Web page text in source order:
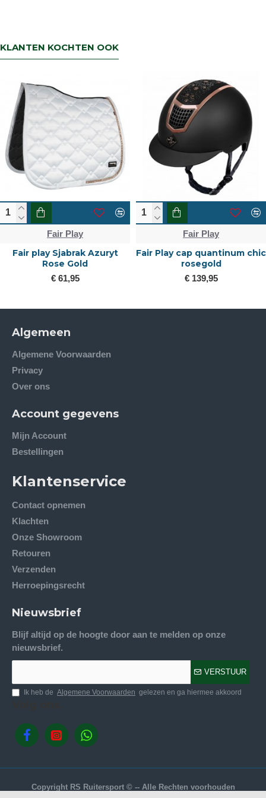
KLANTEN KOCHTEN OOK
Fair Play
Fair play Sjabrak Azuryt
Rose Gold
€ 61,95
Fair Play
Fair Play cap quantinum chic
rosegold
€ 139,95
Algemeen
Algemene Voorwaarden
Privacy
Over ons
Account gegevens
Mijn Account
Bestellingen
Klantenservice
Contact opnemen
Klachten
Onze Showroom
Retouren
Verzenden
Herroepingsrecht
Nieuwsbrief
Blijf altijd op de hoogte door aan te melden op onze
nieuwsbrief.
VERSTUUR
Ik heb de Algemene Voorwaarden gelezen en ga hiermee akkoord
Copyright RS Ruitersport © -- Alle Rechten voorhouden